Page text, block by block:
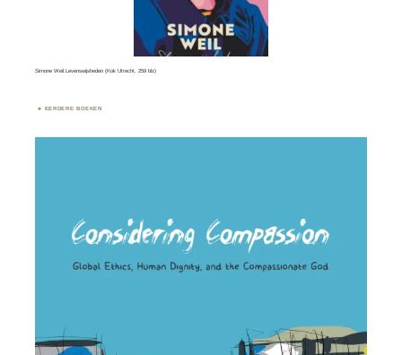
Simone Weil.Levenswijsheden (Kok Utrecht, 259 blz)
EERDERE BOEKEN